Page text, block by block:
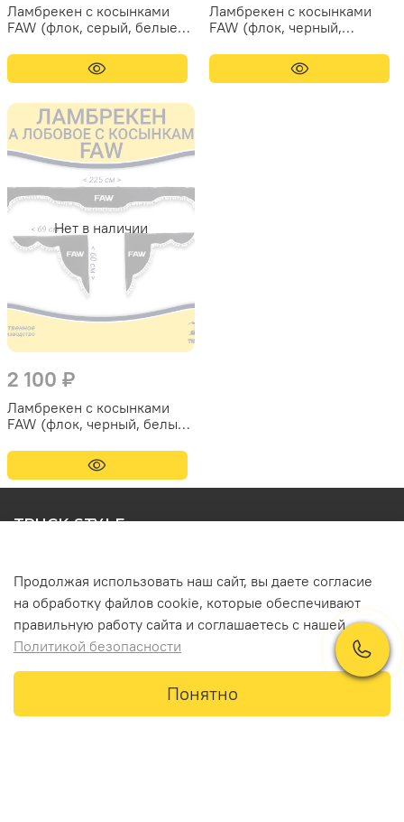
Ламбрекен с косынками
FAW (флок, серый, белые
Ламбрекен с косынками
FAW (флок, черный,
Нет в наличии
2 100 ₽
Ламбрекен с косынками
FAW (флок, черный, белые
TRUCK STYLE
+7 (981) 036 47 67
info@truck-style.ru
Продолжая использовать наш сайт, вы даете согласие
на обработку файлов cookie, которые обеспечивают
правильную работу сайта и соглашаетесь с нашей
Политикой безопасности
Понятно